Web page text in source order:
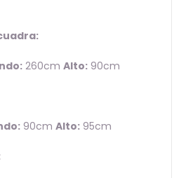
260cm Alto:90cm
90cm Alto:95cm